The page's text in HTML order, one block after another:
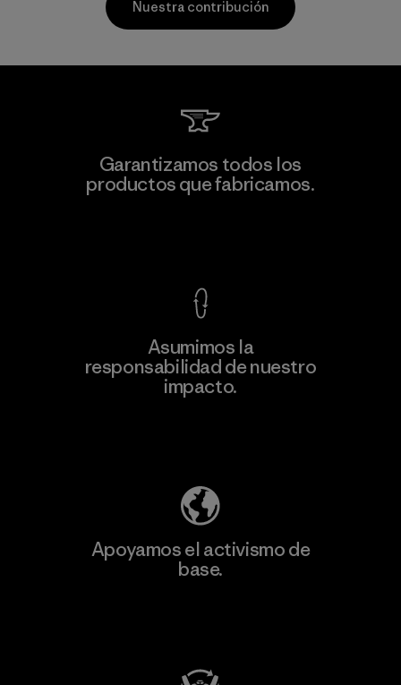
información
Toray International, Inc.
Material-supplier
Nuestra contribución
Garantizamos todos los
productos que fabricamos.
Asumimos la
responsabilidad de nuestro
impacto.
Apoyamos el activismo de
base.